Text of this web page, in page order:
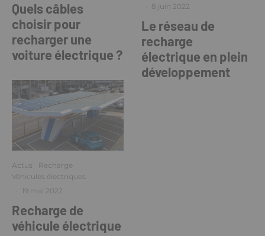
Quels câbles
choisir pour
recharger une
voiture électrique ?
Actus
Recharge
Véhicules électriques
·
19 mai 2022
Recharge de
véhicule électrique
· 8 juin 2022
Le réseau de
recharge
électrique en plein
développement